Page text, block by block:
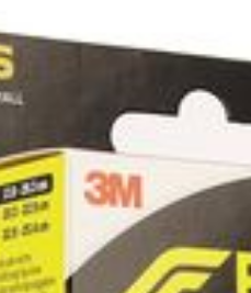
Hoeveelheid
Verpakking
Behoud